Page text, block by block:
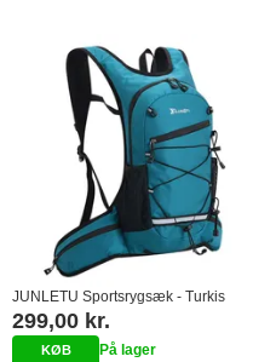
JUNLETU Sportsrygsæk - Turkis
299,00 kr.
På lager